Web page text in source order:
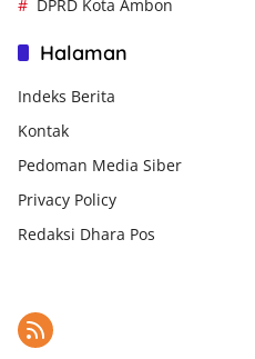
DPRD Kota Ambon
Halaman
Indeks Berita
Kontak
Pedoman Media Siber
Privacy Policy
Redaksi Dhara Pos